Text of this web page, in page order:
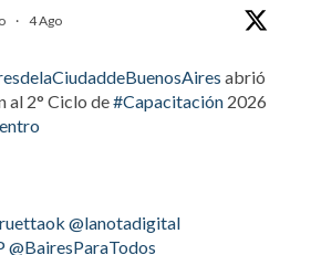
· 4 Ago
abrió
al 2° Ciclo de#Capacitación 2026
@lanotadigital
@BairesParaTodos